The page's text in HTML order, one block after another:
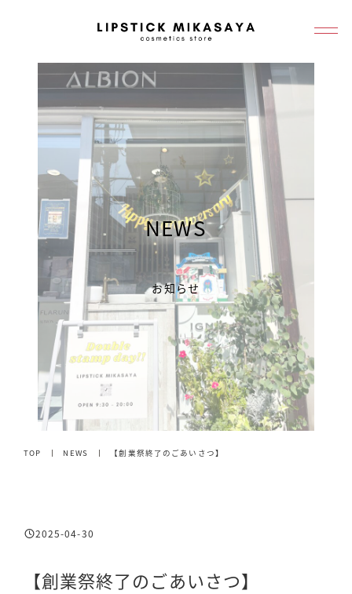
NEWS
お知らせ
TOP NEWS 【創業祭終了のごあいさつ】
【創業祭終了のごあいさつ】
2025-04-30